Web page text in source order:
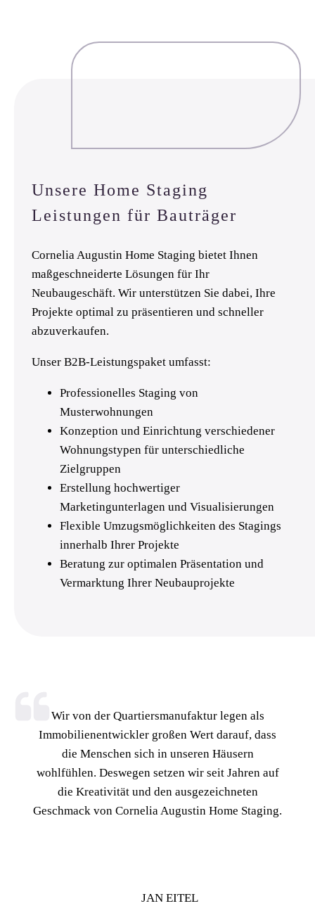
Unsere Home Staging
Leistungen für Bauträger
Cornelia Augustin Home Staging bietet Ihnen
maßgeschneiderte Lösungen für Ihr
Neubaugeschäft. Wir unterstützen Sie dabei, Ihre
Projekte optimal zu präsentieren und schneller
abzuverkaufen.
Unser B2B-Leistungspaket umfasst:
Professionelles Staging von
Musterwohnungen
Konzeption und Einrichtung verschiedener
Wohnungstypen für unterschiedliche
Zielgruppen
Erstellung hochwertiger
Marketingunterlagen und Visualisierungen
Flexible Umzugsmöglichkeiten des Stagings
innerhalb Ihrer Projekte
Beratung zur optimalen Präsentation und
Vermarktung Ihrer Neubauprojekte
Wir von der Quartiersmanufaktur legen als
Immobilienentwickler großen Wert darauf, dass
die Menschen sich in unseren Häusern
wohlfühlen. Deswegen setzen wir seit Jahren auf
die Kreativität und den ausgezeichneten
Geschmack von Cornelia Augustin Home Staging.
JAN EITEL